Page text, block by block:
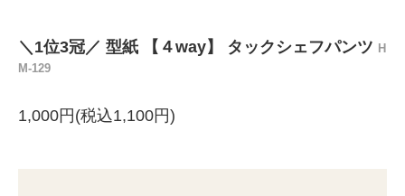
＼1位3冠／ 型紙 【４way】 タックシェフパンツ H
M-129
1,000円(税込1,100円)